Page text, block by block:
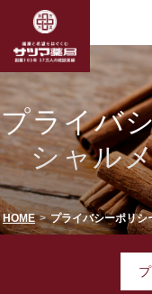
プライバ
シャル
HOME プライバシーポリシ